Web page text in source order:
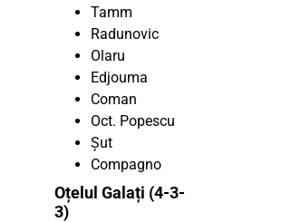
Tamm
Radunovic
Olaru
Edjouma
Coman
Oct. Popescu
Şut
Compagno
Oțelul Galați (4-3-
3)